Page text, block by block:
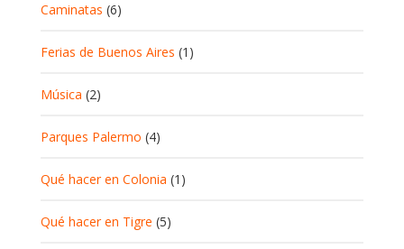
Caminatas (6)
Ferias de Buenos Aires (1)
Música (2)
Parques Palermo (4)
Qué hacer en Colonia (1)
Qué hacer en Tigre (5)